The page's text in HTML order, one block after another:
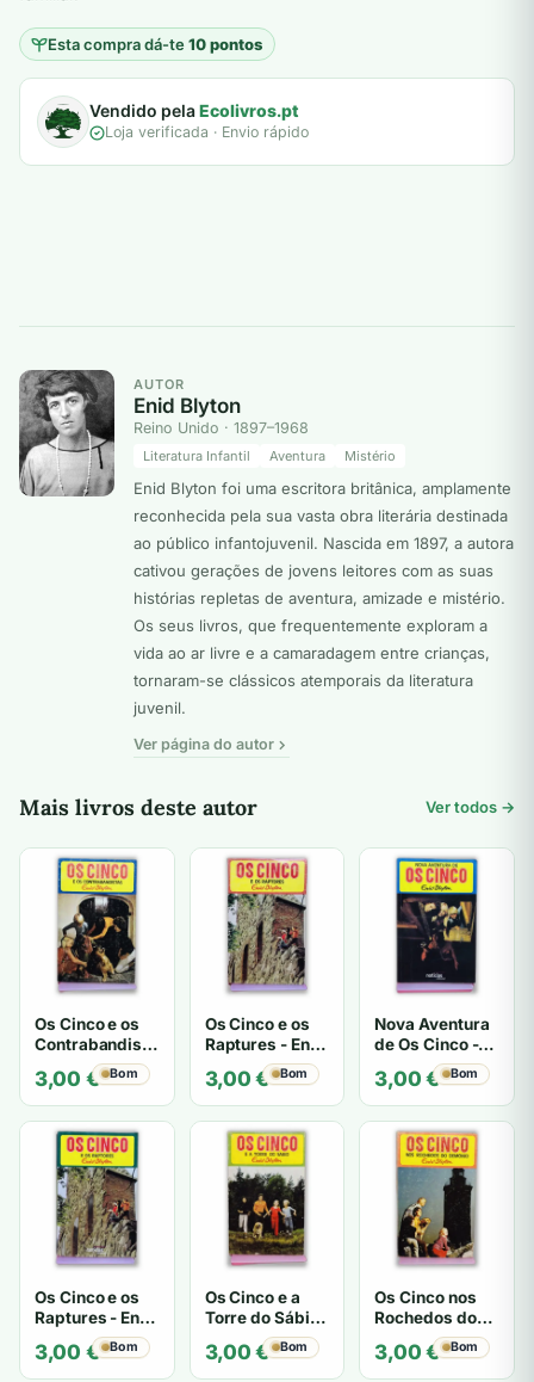
Esta compra dá-te10 pontos
Vendido pelaEcolivros.pt
Loja verificada · Envio rápido
AUTOR
Enid Blyton
Reino Unido · 1897–1968
Literatura Infantil Aventura Mistério
Enid Blyton foi uma escritora britânica, amplamente
reconhecida pela sua vasta obra literária destinada
ao público infantojuvenil. Nascida em 1897, a autora
cativou gerações de jovens leitores com as suas
histórias repletas de aventura, amizade e mistério.
Os seus livros, que frequentemente exploram a
vida ao ar livre e a camaradagem entre crianças,
tornaram-se clássicos atemporais da literatura
juvenil.
Ver página do autor
Mais livros deste autor Ver todos →
Os Cinco e os
Contrabandistas
- Enid Blyton
3,00 € Bom
Os Cinco e os
Raptures - Enid
3,00€ Bom
Nova Aventura
de Os Cinco -
Enid Blyton
3,00€ Bom
Os Cinco e os
Raptures - Enid
3,00 € Bom
Os Cinco e a
Torre do Sábio
- Enid Blyton
3,00€ Bom
Os Cinco nos
Rochedos do
Demónio - Enid
Blyton
3,00€ Bom